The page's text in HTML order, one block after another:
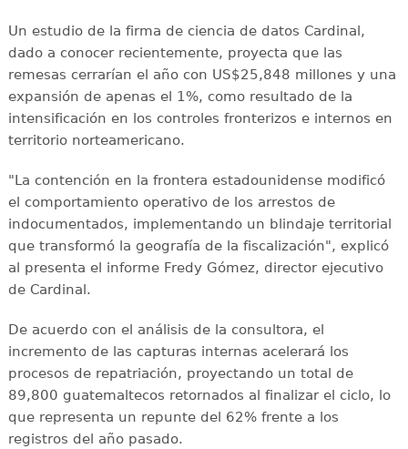
Un estudio de la firma de ciencia de datos Cardinal,
dado a conocer recientemente, proyecta que las
remesas cerrarían el año con US$25,848 millones y una
expansión de apenas el 1%, como resultado de la
intensificación en los controles fronterizos e internos en
territorio norteamericano.
"La contención en la frontera estadounidense modificó
el comportamiento operativo de los arrestos de
indocumentados, implementando un blindaje territorial
que transformó la geografía de la fiscalización", explicó
al presenta el informe Fredy Gómez, director ejecutivo
de Cardinal.
De acuerdo con el análisis de la consultora, el
incremento de las capturas internas acelerará los
procesos de repatriación, proyectando un total de
89,800 guatemaltecos retornados al finalizar el ciclo, lo
que representa un repunte del 62% frente a los
registros del año pasado.